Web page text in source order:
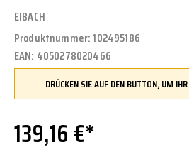
EIBACH
Produktnummer:102495186
EAN: 4050278020466
139,16 €*